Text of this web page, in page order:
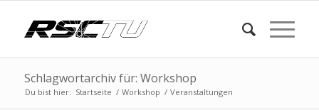
Schlagwortarchiv für: Workshop
Du bist hier: Startseite / Workshop / Veranstaltungen